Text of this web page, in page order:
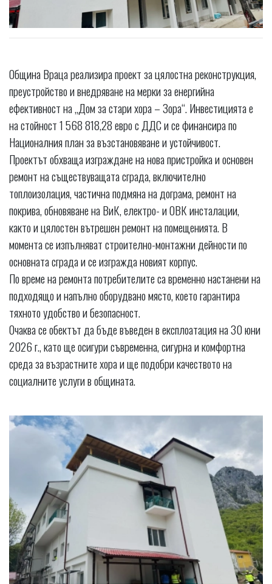
Община Враца реализира проект за цялостна реконструкция,
преустройство и внедряване на мерки за енергийна
ефективност на „Дом за стари хора – Зора“. Инвестицията е
на стойност 1 568 818,28 евро с ДДС и се финансира по
Националния план за възстановяване и устойчивост.
Проектът обхваща изграждане на нова пристройка и основен
ремонт на съществуващата сграда, включително
топлоизолация, частична подмяна на дограма, ремонт на
покрива, обновяване на ВиК, електро- и ОВК инсталации,
както и цялостен вътрешен ремонт на помещенията. В
момента се изпълняват строително-монтажни дейности по
основната сграда и се изгражда новият корпус.
По време на ремонта потребителите са временно настанени на
подходящо и напълно оборудвано място, което гарантира
тяхното удобство и безопасност.
Очаква се обектът да бъде въведен в експлоатация на 30 юни
2026 г., като ще осигури съвременна, сигурна и комфортна
среда за възрастните хора и ще подобри качеството на
социалните услуги в общината.